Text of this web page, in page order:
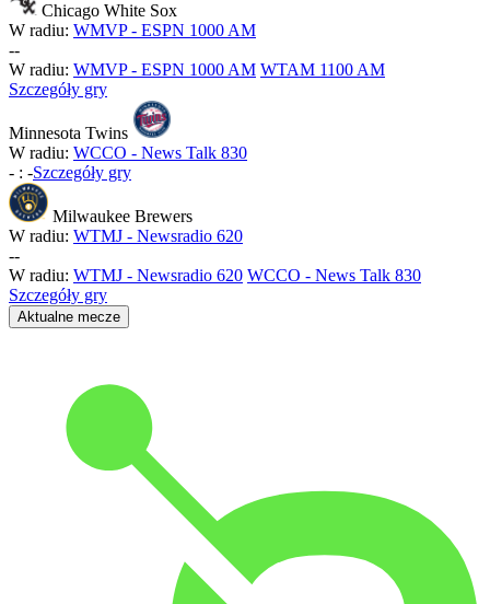
Chicago White Sox
W radiu: WMVP - ESPN 1000 AM
--
W radiu: WMVP - ESPN 1000 AM WTAM 1100 AM
Szczegóły gry
Minnesota Twins
W radiu: WCCO - News Talk 830
- : -Szczegóły gry
Milwaukee Brewers
W radiu: WTMJ - Newsradio 620
--
W radiu: WTMJ - Newsradio 620 WCCO - News Talk 830
Szczegóły gry
Aktualne mecze